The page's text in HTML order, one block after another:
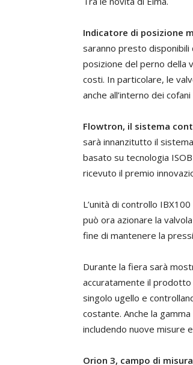
Indicatore di posizione
saranno presto disponibili
posizione del perno della
costi. In particolare, le
anche all’interno dei
Flowtron, il sistema
sarà innanzitutto il
basato su tecnologia
ricevuto il premio
L’unità di controllo
può ora azionare la
fine di mantenere la
Durante la fiera sarà
accuratamente il prodotto
singolo ugello e
costante. Anche la
includendo nuove misure
Orion 3, campo di